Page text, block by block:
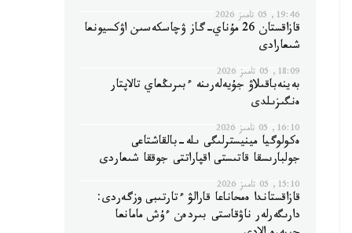
19:46, 05 تامىز 2026
قازاقستان 26 مۇناي-گاز ۋچاسكەسىن اۋكسيونعا
شىعارادى
18:09, 05 تامىز 2026
بەينەباقىلاۋ جۇيەلەرىنە ءبىرىڭعاي تالاپتار
ەنگىزىلدى
16:10, 05 تامىز 2026
ەكولوگيا مينيسترلىگى ىلە-بالقاشتاعى
جولبارىسقا قاتىستى اقپاراتتى جوققا شىعاردى
15:10, 05 تامىز 2026
قازاقستاندا ەمحاناعا قارالۋ ءتارتىبى وزگەردى:
دارىگەرلەر ناۋقاستى بىردەن ءۇش مامانعا